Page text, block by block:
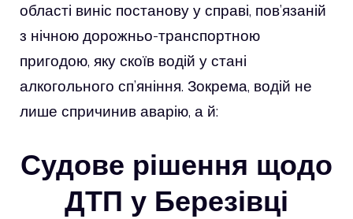
області виніс постанову у справі, пов’язаній
з нічною дорожньо-транспортною
пригодою, яку скоїв водій у стані
алкогольного сп’яніння. Зокрема, водій не
лише спричинив аварію, а й:
Судове рішення щодо
ДТП у Березівці